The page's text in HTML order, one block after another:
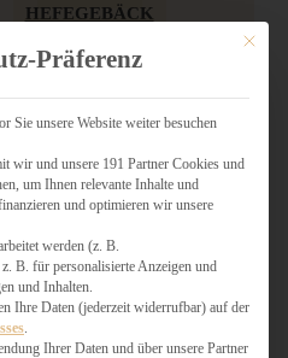
HEFEGEBÄCK
KUCHEN
CARB & GESÜNDER
AMERICAN BAKERY
SCHOKOLADIGES
HAUPTGERICHT
TÖRTCHEN
VEGAN SÜSS
Mit
Präferenz
unsere Website weiter besuchen
wir und unsere 191 Partner Cookies und
um Ihnen relevante Inhalte und
und optimieren wir unsere
werden (z. B.
B. für personalisierte Anzeigen und
und Inhalten.
Ihre Daten (jederzeit widerrufbar) auf der
Ihrer Daten und über unsere Partner